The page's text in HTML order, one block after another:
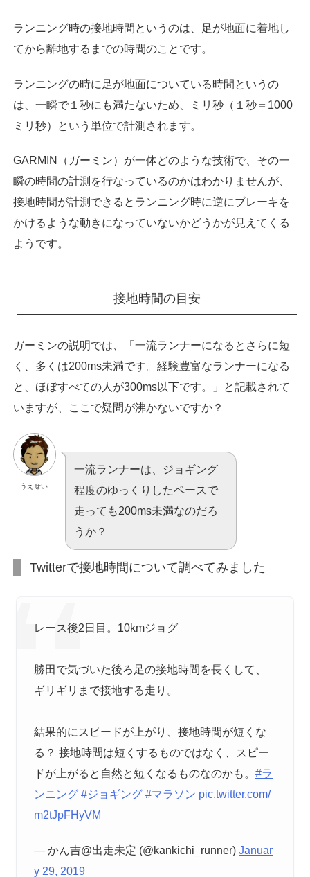
ランニング時の接地時間というのは、足が地面に着地し
てから離地するまでの時間のことです。
ランニングの時に足が地面についている時間というの
は、一瞬で１秒にも満たないため、ミリ秒（１秒＝1000
ミリ秒）という単位で計測されます。
GARMIN（ガーミン）が一体どのような技術で、その一
瞬の時間の計測を行なっているのかはわかりませんが、
接地時間が計測できるとランニング時に逆にブレーキを
かけるような動きになっていないかどうかが見えてくる
ようです。
接地時間の目安
ガーミンの説明では、「一流ランナーになるとさらに短
く、多くは200ms未満です。経験豊富なランナーになる
と、ほぼすべての人が300ms以下です。」と記載されて
いますが、ここで疑問が沸かないですか？
うえせい
一流ランナーは、ジョギング
程度のゆっくりしたペースで
走っても200ms未満なのだろ
うか？
Twitterで接地時間について調べてみました
レース後2日目。10kmジョグ
勝田で気づいた後ろ足の接地時間を長くして、
ギリギリまで接地する走り。
結果的にスピードが上がり、接地時間が短くな
る？ 接地時間は短くするものではなく、スピー
ドが上がると自然と短くなるものなのかも。 #ラ
ンニング #ジョギング #マラソン pic.twitter.com/
m2tJpFHyVM
— かん吉@出走未定 (@kankichi_runner) Januar
y 29, 2019